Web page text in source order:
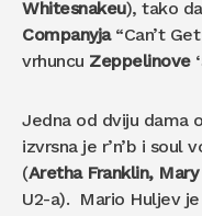
Whitesnakeu), tako
Companyja“Can’t
vrhuncu Zeppelinove
Jedna od dviju dama
izvrsna je r’n’b i soul
(Aretha Franklin,
U2-a). Mario Huljev